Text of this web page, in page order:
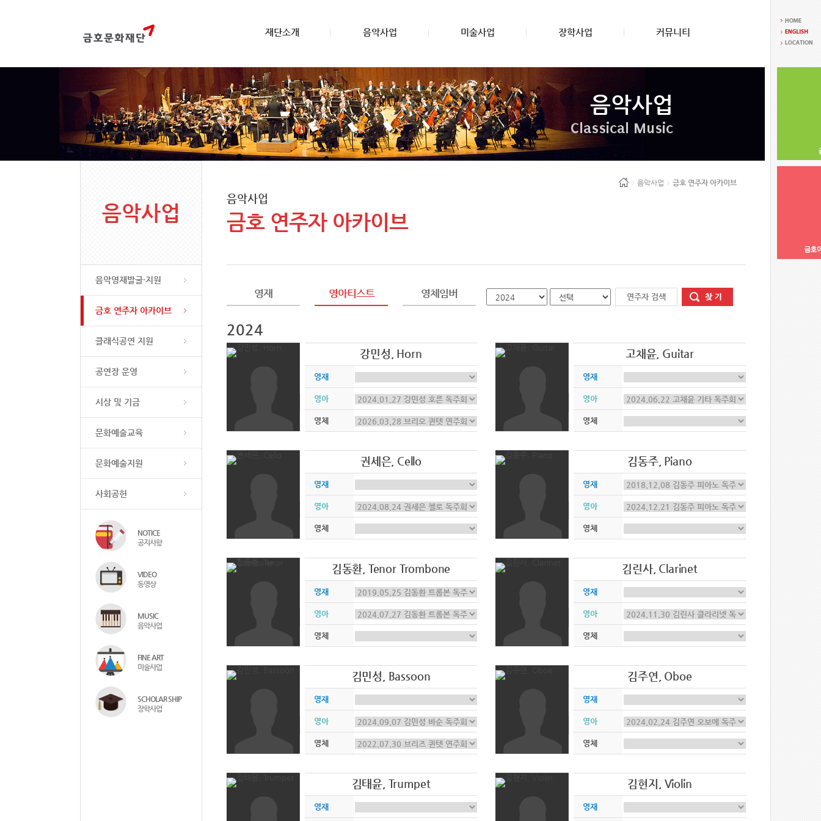
재단소개 음악사업 미술사업 장학사업 커뮤니티
음악사업
Classical Music
음악사업
음악영재발굴·지원
금호 연주자 아카이브
클래식공연 지원
공연장 운영
시상 및 기금
문화예술교육
문화예술지원
사회공헌
NOTICE
공지사항
VIDEO
동영상
MUSIC
음악사업
FINE ART
미술사업
SCHOLAR SHIP
장학사업
음악사업 금호 연주자 아카이브
음악사업
금호 연주자 아카이브
영재 영아티스트 영체임버
2024
강민성, Horn
영재
영아
영체
고채윤, Guitar
영재
영아
영체
권세은, Cello
영재
영아
영체
김동주, Piano
영재
영아
영체
김동환, Tenor Trombone
영재
영아
영체
김린사, Clarinet
영재
영아
영체
김민성, Bassoon
영재
영아
영체
김주연, Oboe
영재
영아
영체
김태윤, Trumpet
영재
김현지, Violin
영재